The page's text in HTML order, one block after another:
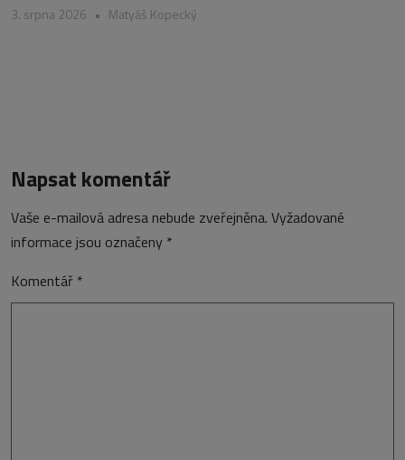
3. srpna 2026 • Matyáš Kopecký
Napsat komentář
Vaše e-mailová adresa nebude zveřejněna. Vyžadované
informace jsou označeny *
Komentář *